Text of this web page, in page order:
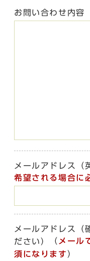
お問い合わせ内容
メールアドレス（
希望される場合に
メールアドレス（
ださい）
（ メール
須になります ）